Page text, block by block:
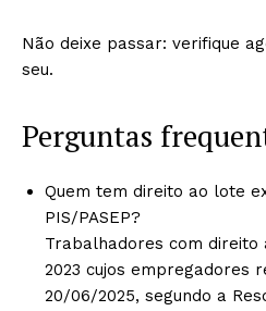
Não deixe passar: verifique
seu.
Perguntas
Quem tem direito ao lote
PIS/PASEP?
Trabalhadores com direito
2023 cujos empregadores
20/06/2025, segundo a